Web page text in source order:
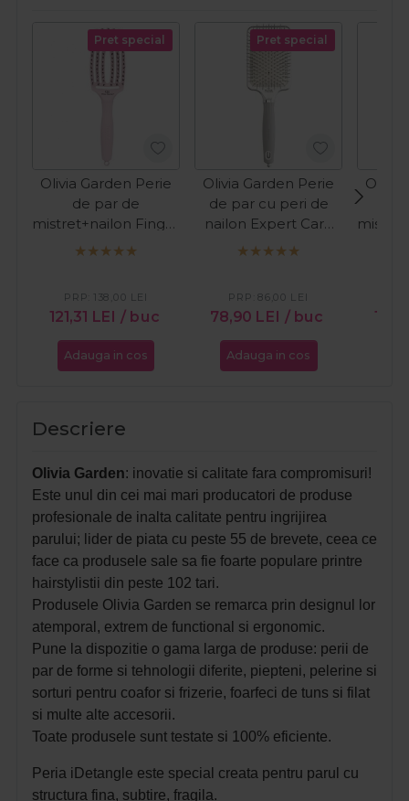
Pret special
Olivia Garden Perie
de par de
mistret+nailon Finger
Combo Pastel Pink
121,31 LEI / buc
PRP: 138,00 LEI
Adauga in cos
Pret special
Olivia Garden Perie
de par cu peri de
nailon Expert Care
Rectangular L
78,90 LEI / buc
PRP:86,00 LEI
Adauga in cos
Olivia
Descriere
Olivia Garden: inovatie si calitate fara compromisuri!
Este unul din cei mai mari producatori de produse
profesionale de inalta calitate pentru ingrijirea
parului; lider de piata cu peste 55 de brevete, ceea ce
face ca produsele sale sa fie foarte populare printre
hairstylistii din peste 102 tari.
Produsele Olivia Garden se remarca prin designul lor
atemporal, extrem de functional si ergonomic.
Pune la dispozitie o gama larga de produse: perii de
par de forme si tehnologii diferite, piepteni, pelerine si
sorturi pentru coafor si frizerie, foarfeci de tuns si filat
si multe alte accesorii.
Toate produsele sunt testate si 100% eficiente.
Peria iDetangle este special creata pentru parul cu
structura fina, subtire, fragila.